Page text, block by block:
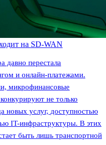
на SD-WAN
давно перестала
и онлайн-платежами.
микрофинансовые
не только
новых услуг, доступностью
IT-инфраструктуры. В этих
быть лишь транспортной